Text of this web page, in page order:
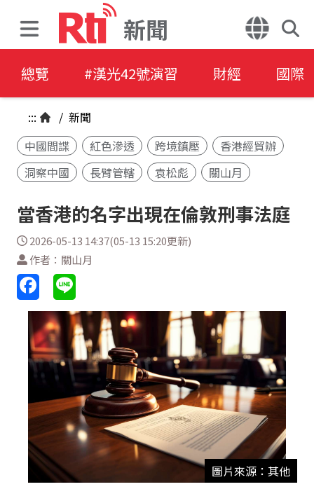
新聞
總覽 #漢光42號演習 財經 國際
::: / 新聞
中國間諜
紅色滲透 跨境鎮壓
香港經貿辦
洞察中國
長臂管轄 袁松彪 關山月
當香港的名字出現在倫敦刑事法庭
2026-05-13 14:37(05-13 15:20更新)
作者：關山月
圖片來源：其他